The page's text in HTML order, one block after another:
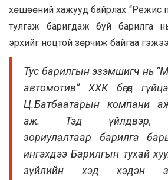
хөшөөний хажууд байрлах “Режис
тулгаж баригдаж буй барилга
эрхийг ноцтой зөрчиж байгаа
Тус барилгын эзэмшигч нь
автомотив” ХХК бөгөөд
Ц.Батбаатарын компани
аж. Тэд үйлдвэр,
зориулалтаар барилга
ингэхдээ Барилгын тухай
зүйлийн хэд хэдэн